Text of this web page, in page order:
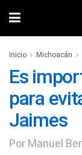
Inicio Michoacán
Es
para
Jaimes
Por Manuel